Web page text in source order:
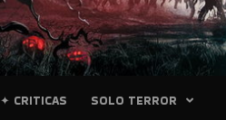
✦ CRITICAS SOLO TERROR